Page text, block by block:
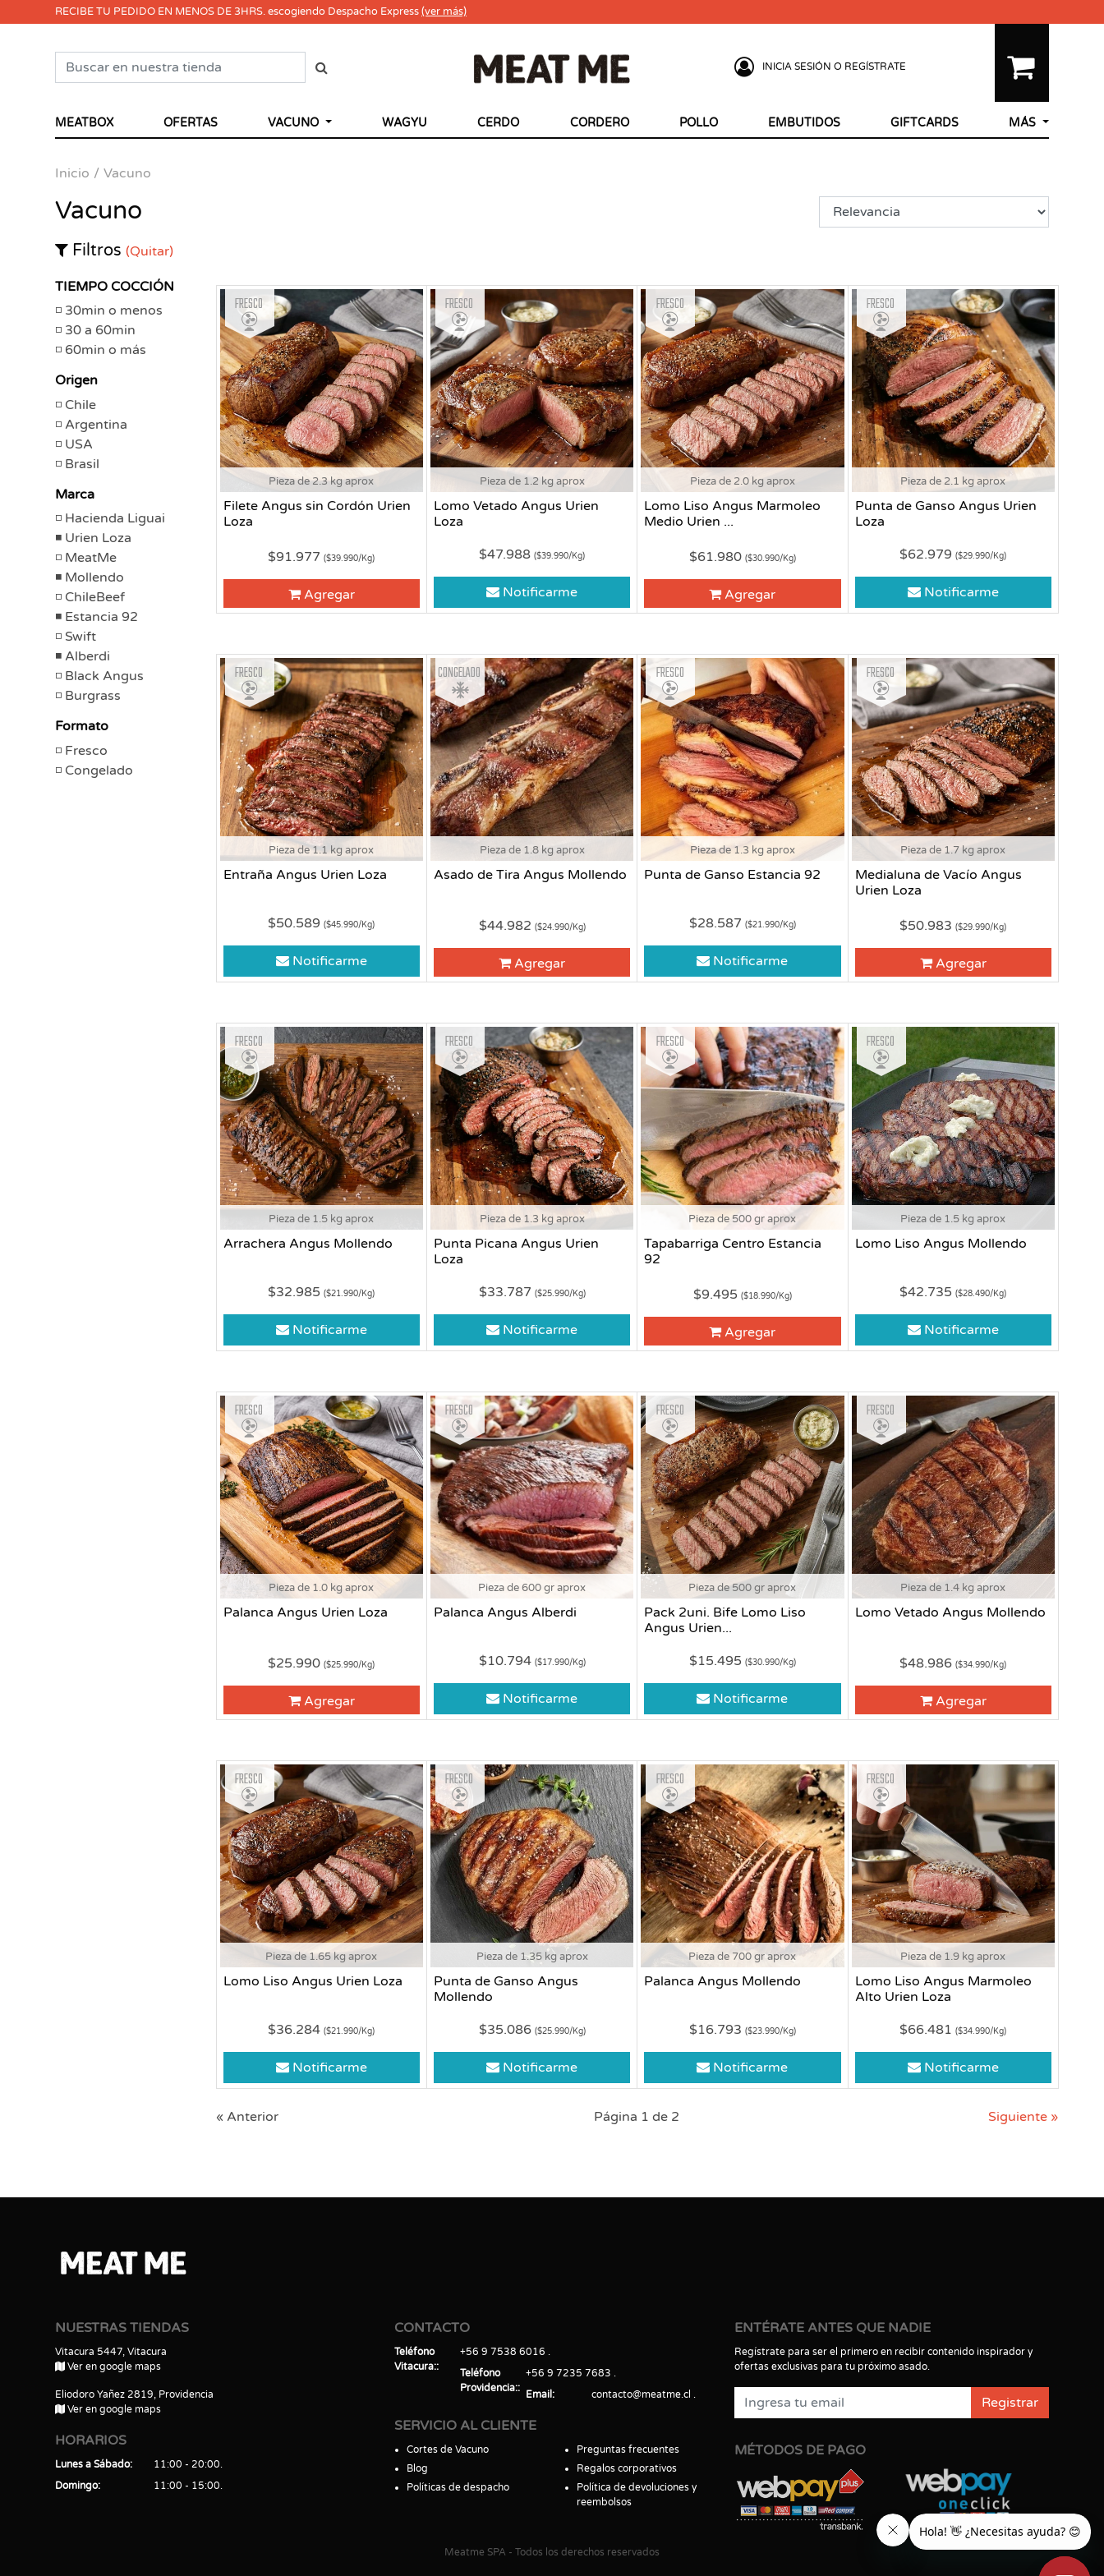
RECIBE TU PEDIDO EN MENOS DE 3HRS. escogiendo Despacho Express(ver más)
INICIA SESIÓN O REGÍSTRATE
MEATBOX OFERTAS VACUNO WAGYU CERDO CORDERO POLLO EMBUTIDOS GIFTCARDS MÁS
Inicio Vacuno
Vacuno
Filtros (Quitar)
TIEMPO COCCIÓN
30min o menos
30 a 60min
60min o más
Origen
Chile
Argentina
USA
Brasil
Marca
Hacienda Liguai
Urien Loza
MeatMe
Mollendo
ChileBeef
Estancia 92
Swift
Alberdi
Black Angus
Burgrass
Formato
Fresco
Congelado
Pieza de 2.3 kg aprox
Filete Angus sin Cordón Urien
Loza
Fresco
$91.977($39.990/Kg)
Agregar
Pieza de 1.2 kg aprox
Lomo Vetado Angus Urien
Loza
Fresco
$47.988($39.990/Kg)
Notificarme
Pieza de 2.0 kg aprox
Lomo Liso Angus Marmoleo
Medio Urien ...
Fresco
$61.980 ($30.990/Kg)
Agregar
Pieza de 2.1 kg aprox
Punta de Ganso Angus Urien
Loza
Fresco
$62.979($29.990/Kg)
Notificarme
Pieza de 1.1 kg aprox
Entraña Angus Urien Loza
Fresco
$50.589($45.990/Kg)
Notificarme
Pieza de 1.8 kg aprox
Asado de Tira Angus Mollendo
Congelado
$44.982 ($24.990/Kg)
Agregar
Pieza de 1.3 kg aprox
Punta de Ganso Estancia 92
Fresco
$28.587 ($21.990/Kg)
Notificarme
Pieza de 1.7 kg aprox
Medialuna de Vacío Angus
Urien Loza
Fresco
$50.983($29.990/Kg)
Agregar
Pieza de 1.5 kg aprox
Arrachera Angus Mollendo
Fresco
$32.985($21.990/Kg)
Notificarme
Pieza de 1.3 kg aprox
Punta Picana Angus Urien
Loza
Fresco
$33.787 ($25.990/Kg)
Notificarme
Pieza de 500 gr aprox
Tapabarriga Centro Estancia
92
Fresco
$9.495 ($18.990/Kg)
Agregar
Pieza de 1.5 kg aprox
Lomo Liso Angus Mollendo
Fresco
$42.735($28.490/Kg)
Notificarme
Pieza de 1.0 kg aprox
Palanca Angus Urien Loza
Fresco
$25.990($25.990/Kg)
Agregar
Pieza de 600 gr aprox
Palanca Angus Alberdi
Fresco
$10.794 ($17.990/Kg)
Notificarme
Pieza de 500 gr aprox
Pack 2uni. Bife Lomo Liso
Angus Urien...
Fresco
$15.495 ($30.990/Kg)
Notificarme
Pieza de 1.4 kg aprox
Lomo Vetado Angus Mollendo
Fresco
$48.986($34.990/Kg)
Agregar
Pieza de 1.65 kg aprox
Lomo Liso Angus Urien Loza
Fresco
$36.284($21.990/Kg)
Notificarme
Pieza de 1.35 kg aprox
Punta de Ganso Angus
Mollendo
Fresco
$35.086 ($25.990/Kg)
Notificarme
Pieza de 700 gr aprox
Palanca Angus Mollendo
Fresco
$16.793 ($23.990/Kg)
Notificarme
Pieza de 1.9 kg aprox
Lomo Liso Angus Marmoleo
Alto Urien Loza
Fresco
$66.481($34.990/Kg)
Notificarme
« Anterior Página 1 de 2 Siguiente »
NUESTRAS TIENDAS
Vitacura 5447, Vitacura
Ver en google maps
Eliodoro Yañez 2819, Providencia
Ver en google maps
HORARIOS
Lunes a Sábado
11:00 - 20:00
Domingo
11:00 - 15:00
CONTACTO
Teléfono
Vitacura:
+56 9 7538 6016
Teléfono
Providencia:
+56 9 7235 7683
Email
contacto@meatme.cl
SERVICIO AL CLIENTE
Cortes de Vacuno
Blog
Políticas de despacho
Preguntas frecuentes
Regalos corporativos
Política de devoluciones y
reembolsos
ENTÉRATE ANTES QUE NADIE
Regístrate para ser el primero en recibir contenido inspirador y
ofertas exclusivas para tu próximo asado.
Registrar
MÉTODOS DE PAGO
Meatme SPA - Todos los derechos reservados